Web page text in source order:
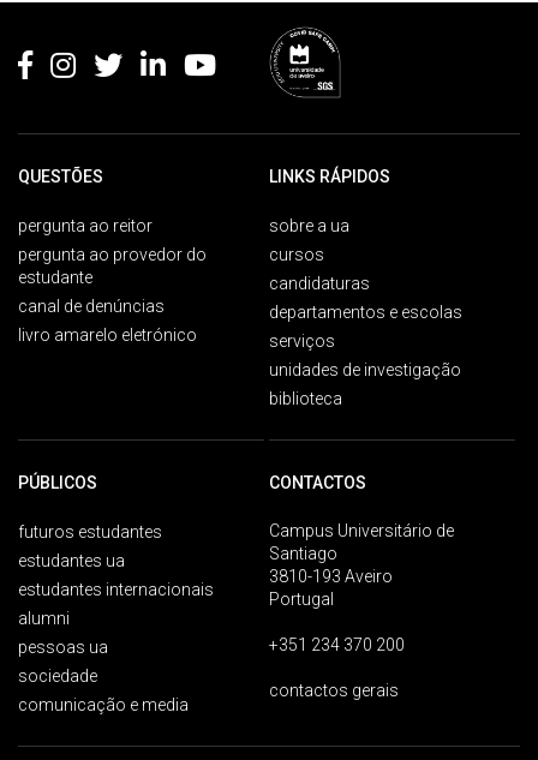
QUESTÕES
pergunta ao reitor
pergunta ao provedor do
estudante
canal de denúncias
livro amarelo eletrónico
LINKS RÁPIDOS
sobre a ua
cursos
candidaturas
departamentos e escolas
serviços
unidades de investigação
biblioteca
PÚBLICOS
futuros estudantes
estudantes ua
estudantes internacionais
alumni
pessoas ua
sociedade
comunicação e media
CONTACTOS
Campus Universitário de
Santiago
3810-193 Aveiro
Portugal
+351 234 370 200
contactos gerais